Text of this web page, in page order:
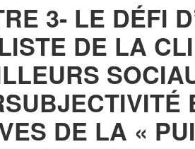
3- LE DÉFI
DE LA
DE LA «